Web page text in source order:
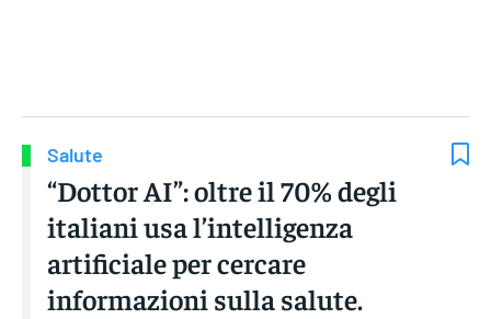
Salute
“Dottor AI”: oltre il 70% degli
italiani usa l’intelligenza
artificiale per cercare
informazioni sulla salute.